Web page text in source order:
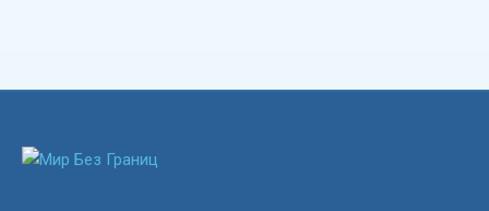
Контакты